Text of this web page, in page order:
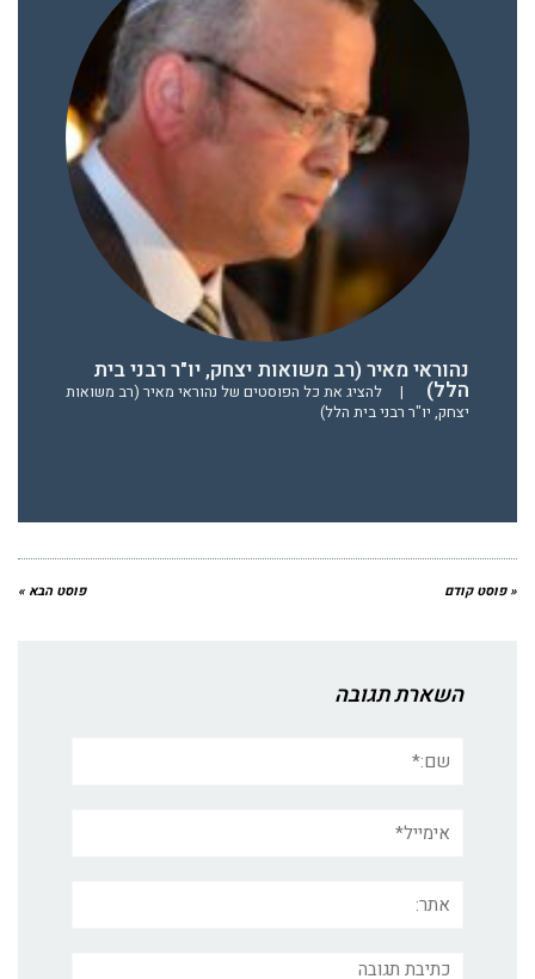
נהוראי מאיר (רב משואות יצחק, יו"ר רבני בית
הלל) |
להציג את כל הפוסטים של נהוראי מאיר (רב משואות
יצחק, יו"ר רבני בית הלל)
« פוסט קודם פוסט הבא »
השארת תגובה
תגובה